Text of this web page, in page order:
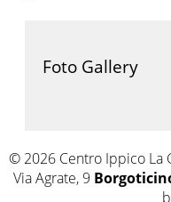
Foto Gallery
© 2026 Centro Ippico La
Via Agrate, 9